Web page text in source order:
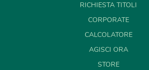
RICHIESTA TITOLI
CORPORATE
CALCOLATORE
AGISCI ORA
STORE